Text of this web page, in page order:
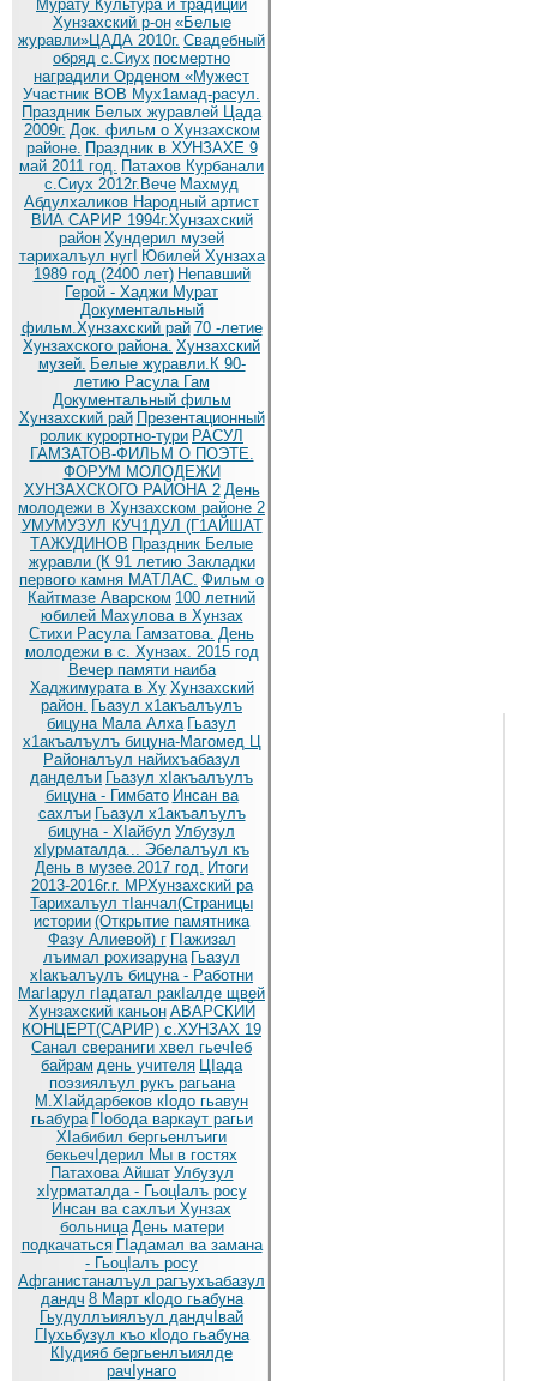
Мурату Культура и традиции
Хунзахский р-он «Белые
журавли»ЦАДА 2010г. Cвадебный
обряд c.Сиух посмертно
наградили Орденом «Мужест
Участник ВОВ Мух1амад-расул.
Праздник Белых журавлей Цада
2009г. Док. фильм о Хунзахском
районе. Праздник в ХУНЗАХЕ 9
май 2011 год. Патахов Курбанали
с.Сиух 2012г.Вече Махмуд
Абдулхаликов Народный артист
ВИА САРИР 1994г.Хунзахский
район Хундерил музей
тарихалъул нугI Юбилей Хунзаха
1989 год (2400 лет) Непавший
Герой - Хаджи Мурат
Документальный
фильм.Хунзахский рай 70 -летие
Хунзахского района. Хунзахский
музей. Белые журавли.К 90-
летию Расула Гам
Документальный фильм
Хунзахский рай Презентационный
ролик курортно-тури РАСУЛ
ГАМЗАТОВ-ФИЛЬМ О ПОЭТЕ.
ФОРУМ МОЛОДЕЖИ
ХУНЗАХСКОГО РАЙОНА 2 День
молодежи в Хунзахском районе 2
УМУМУЗУЛ КУЧ1ДУЛ (Г1АЙШАТ
ТАЖУДИНОВ Праздник Белые
журавли (К 91 летию Закладки
первого камня МАТЛАС. Фильм о
Кайтмазе Аварском 100 летний
юбилей Махулова в Хунзах
Стихи Расула Гамзатова. День
молодежи в с. Хунзах. 2015 год
Вечер памяти наиба
Хаджимурата в Ху Хунзахский
район. Гьазул х1акъалъулъ
бицуна Мала Алха Гьазул
х1акъалъулъ бицуна-Магомед Ц
Районалъул найихъабазул
данделъи Гьазул хIакъалъулъ
бицуна - Гимбато Инсан ва
сахлъи Гьазул х1акъалъулъ
бицуна - ХIайбул Улбузул
хIурматалда... Эбелалъул къ
День в музее.2017 год. Итоги
2013-2016г.г. МРХунзахский ра
Тарихалъул тIанчал(Страницы
истории (Открытие памятника
Фазу Алиевой) г ГIажизал
лъимал рохизаруна Гьазул
хIакъалъулъ бицуна - Работни
МагIарул гIадатал ракIалде щвей
Хунзахский каньон АВАРСКИЙ
КОНЦЕРТ(САРИР) с.ХУНЗАХ 19
Санал свераниги хвел гьечIеб
байрам день учителя ЦIада
поэзиялъул рукъ рагьана
М.ХIайдарбеков кIодо гьавун
гьабура ГIобода варкаут рагьи
ХIабибил бергьенлъиги
бекьечIдерил Мы в гостях
Патахова Айшат Улбузул
хIурматалда - ГьоцIалъ росу
Инсан ва сахлъи Хунзах
больница День матери
подкачаться ГIадамал ва замана
- ГьоцIалъ росу
Афганистаналъул рагъухъабазул
дандч 8 Март кIодо гьабуна
Гьудуллъиялъул дандчIвай
ГIухьбузул къо кIодо гьабуна
КIудияб бергьенлъиялде
рачIунаго